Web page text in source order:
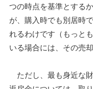
つの時点を基準とする
が、購入時でも別居時
れるわけです（もっと
いる場合には、その売
ただし、最も身近な